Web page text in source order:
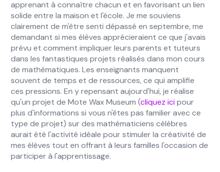
apprenant à connaître chacun et en favorisant un lien
solide entre la maison et l'école. Je me souviens
clairement de m'être senti dépassé en septembre, me
demandant si mes élèves apprécieraient ce que j'avais
prévu et comment impliquer leurs parents et tuteurs
dans les fantastiques projets réalisés dans mon cours
de mathématiques. Les enseignants manquent
souvent de temps et de ressources, ce qui amplifie
ces pressions. En y repensant aujourd'hui, je réalise
qu'un projet de Mote Wax Museum (cliquez icipour
plus d'informations si vous n'êtes pas familier avec ce
type de projet) sur des mathématiciens célèbres
aurait été l'activité idéale pour stimuler la créativité de
mes élèves tout en offrant à leurs familles l'occasion de
participer à l'apprentissage.